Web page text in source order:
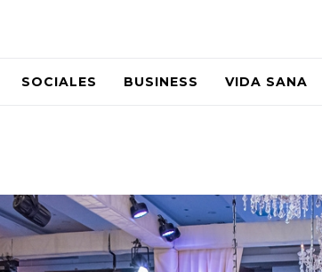
SOCIALES BUSINESS VIDA SANA